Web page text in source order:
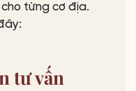
từng cơ địa.
tư vấn